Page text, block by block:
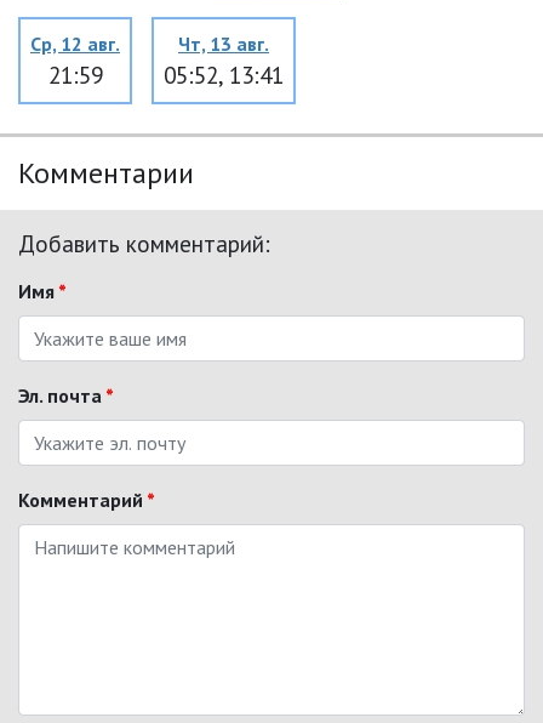
Ср, 12 авг.
21:59
Чт, 13 авг.
05:52, 13:41
Комментарии
Добавить комментарий:
Имя *
Эл. почта *
Комментарий *